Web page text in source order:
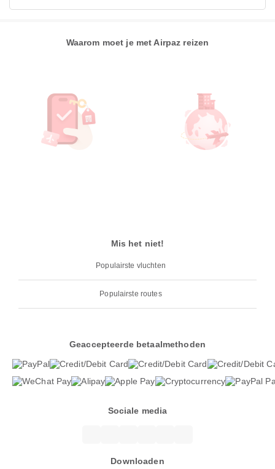
Waarom moet je met Airpaz reizen
Mis het niet!
Populairste vluchten
Populairste routes
Geaccepteerde betaalmethoden
Sociale media
Downloaden